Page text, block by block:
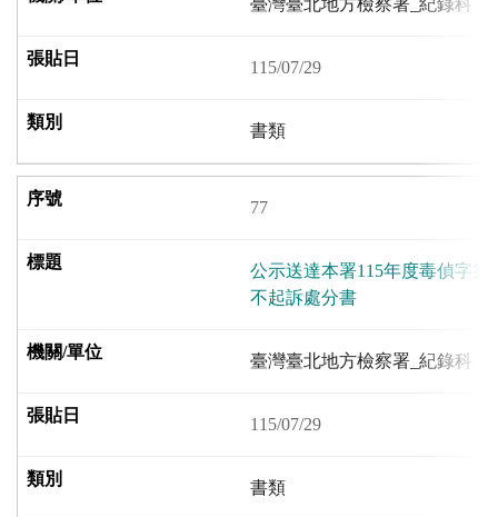
臺灣臺北地方檢察署_紀錄科
115/07/29
書類
77
公示送達本署115年度毒偵字第
不起訴處分書
臺灣臺北地方檢察署_紀錄科
115/07/29
書類